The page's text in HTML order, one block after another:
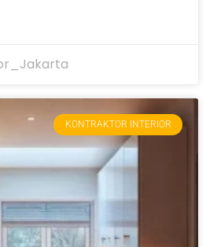
KONTRAKTOR INTERIOR